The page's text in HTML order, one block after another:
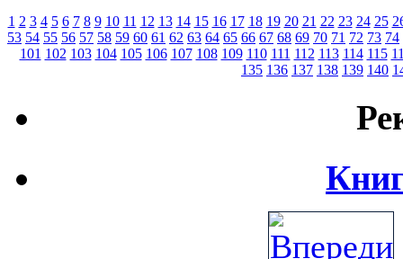
1 2 3 4 5 6 7 8 9 10 11 12 13 14 15 16 17 18 19 20 21 22 23 24 25
53 54 55 56 57 58 59 60 61 62 63 64 65 66 67 68 69 70 71 72 73 74
101 102 103 104 105 106 107 108 109 110 111 112 113 114 115
135 136 137 138 139 140